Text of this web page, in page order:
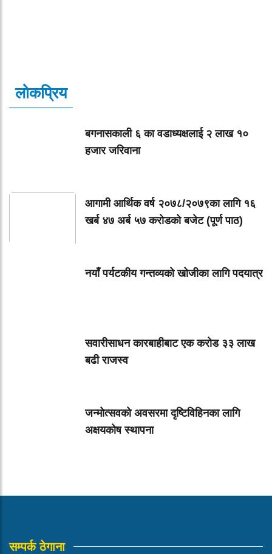
लोकप्रिय
बगनासकाली ६ का वडाध्यक्षलाई २ लाख १०
हजार जरिवाना
आगामी आर्थिक वर्ष २०७८/२०७९का लागि १६
खर्ब ४७ अर्ब ५७ करोडको बजेट (पूर्ण पाठ)
नयाँ पर्यटकीय गन्तव्यको खोजीका लागि पदयात्र
सवारीसाधन कारबाहीबाट एक करोड ३३ लाख
बढी राजस्व
जन्मोत्सवको अवसरमा दृष्टिविहिनका लागि
अक्षयकोष स्थापना
सम्पर्क ठेगाना